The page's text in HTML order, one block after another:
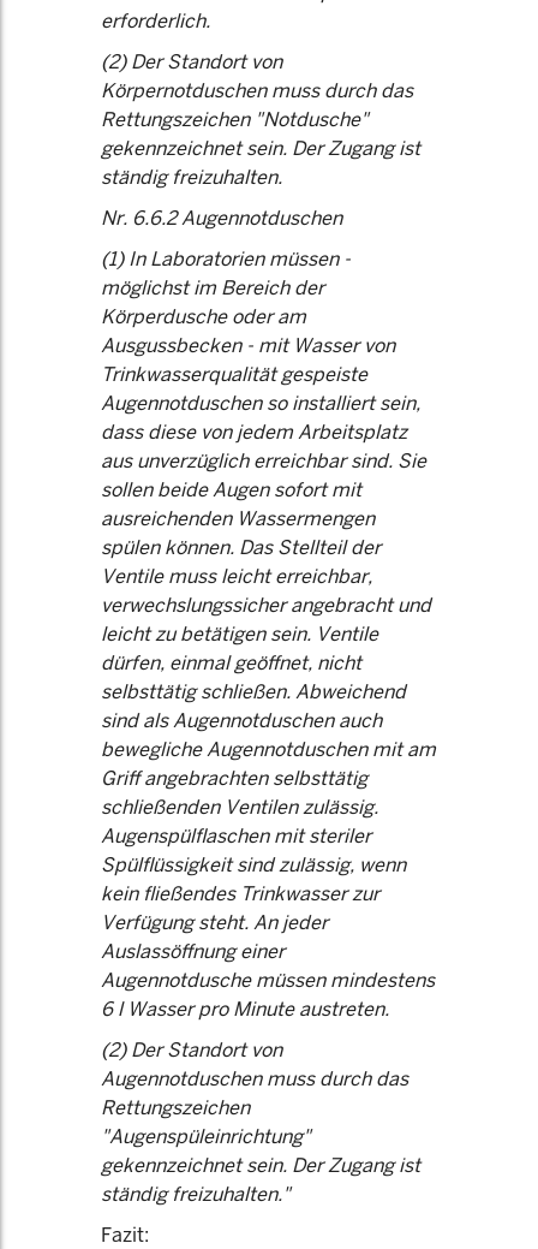
erforderlich.
(2) Der Standort von
Körpernotduschen muss durch das
Rettungszeichen "Notdusche"
gekennzeichnet sein. Der Zugang ist
ständig freizuhalten.
Nr. 6.6.2 Augennotduschen
(1) In Laboratorien müssen -
möglichst im Bereich der
Körperdusche oder am
Ausgussbecken - mit Wasser von
Trinkwasserqualität gespeiste
Augennotduschen so installiert sein,
dass diese von jedem Arbeitsplatz
aus unverzüglich erreichbar sind. Sie
sollen beide Augen sofort mit
ausreichenden Wassermengen
spülen können. Das Stellteil der
Ventile muss leicht erreichbar,
verwechslungssicher angebracht und
leicht zu betätigen sein. Ventile
dürfen, einmal geöffnet, nicht
selbsttätig schließen. Abweichend
sind als Augennotduschen auch
bewegliche Augennotduschen mit am
Griff angebrachten selbsttätig
schließenden Ventilen zulässig.
Augenspülflaschen mit steriler
Spülflüssigkeit sind zulässig, wenn
kein fließendes Trinkwasser zur
Verfügung steht. An jeder
Auslassöffnung einer
Augennotdusche müssen mindestens
6 l Wasser pro Minute austreten.
(2) Der Standort von
Augennotduschen muss durch das
Rettungszeichen
"Augenspüleinrichtung"
gekennzeichnet sein. Der Zugang ist
ständig freizuhalten."
Fazit: